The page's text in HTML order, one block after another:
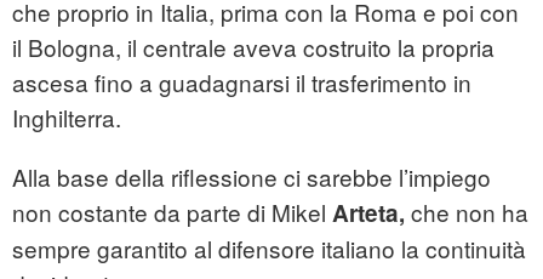
che proprio in Italia, prima con la Roma e poi con
il Bologna, il centrale aveva costruito la propria
ascesa fino a guadagnarsi il trasferimento in
Inghilterra.
Alla base della riflessione ci sarebbe l’impiego
non costante da parte di Mikel Arteta, che non ha
sempre garantito al difensore italiano la continuità